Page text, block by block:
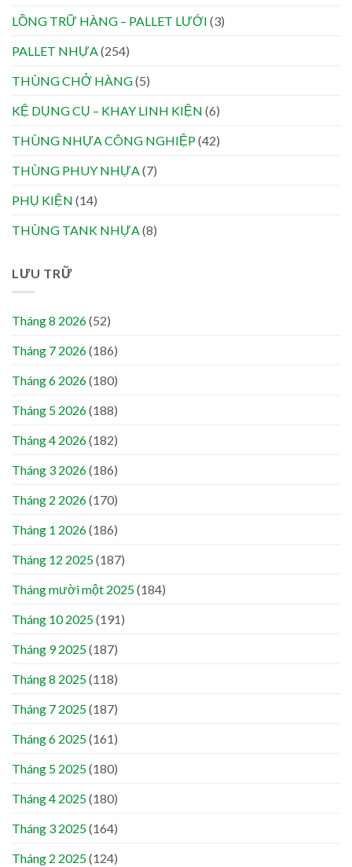
LỒNG TRỮ HÀNG – PALLET LƯỚI (3)
PALLET NHỰA (254)
THÙNG CHỞ HÀNG(5)
KỆ DỤNG CỤ – KHAY LINH KIỆN (6)
THÙNG NHỰA CÔNG NGHIỆP(42)
THÙNG PHUY NHỰA (7)
PHỤ KIỆN (14)
THÙNG TANK NHỰA (8)
LƯU TRỮ
Tháng 8 2026(52)
Tháng 7 2026(186)
Tháng 6 2026(180)
Tháng 5 2026(188)
Tháng 4 2026(182)
Tháng 3 2026(186)
Tháng 2 2026(170)
Tháng 1 2026(186)
Tháng 12 2025(187)
Tháng mười một 2025(184)
Tháng 10 2025(191)
Tháng 9 2025(187)
Tháng 8 2025(118)
Tháng 7 2025(187)
Tháng 6 2025(161)
Tháng 5 2025(180)
Tháng 4 2025(180)
Tháng 3 2025(164)
Tháng 2 2025(124)